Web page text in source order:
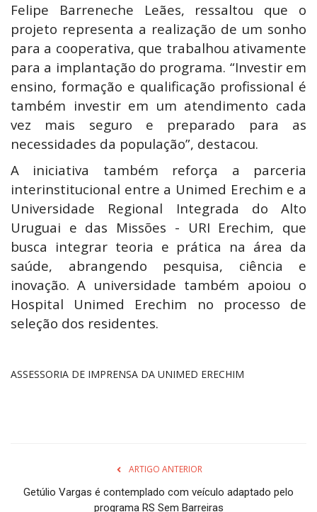
Felipe Barreneche Leães, ressaltou que o
projeto representa a realização de um sonho
para a cooperativa, que trabalhou ativamente
para a implantação do programa. “Investir em
ensino, formação e qualificação profissional é
também investir em um atendimento cada
vez mais seguro e preparado para as
necessidades da população”, destacou.
A iniciativa também reforça a parceria
interinstitucional entre a Unimed Erechim e a
Universidade Regional Integrada do Alto
Uruguai e das Missões - URI Erechim, que
busca integrar teoria e prática na área da
saúde, abrangendo pesquisa, ciência e
inovação. A universidade também apoiou o
Hospital Unimed Erechim no processo de
seleção dos residentes.
ASSESSORIA DE IMPRENSA DA UNIMED ERECHIM
ARTIGO ANTERIOR
Getúlio Vargas é contemplado com veículo adaptado pelo
programa RS Sem Barreiras